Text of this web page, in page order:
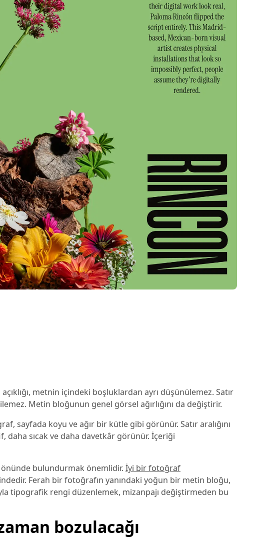
metnin içindeki boşluklardan ayrı düşünülemez. Satır
Metin bloğunun genel görsel ağırlığını da değiştirir.
sayfada koyu ve ağır bir kütle gibi görünür. Satır aralığını
daha sıcak ve daha davetkâr görünür. İçeriği
önünde bulundurmak önemlidir. İyi bir fotoğraf
Ferah bir fotoğrafın yanındaki yoğun bir metin bloğu,
tipografik rengi düzenlemek, mizanpajı değiştirmeden bu
bozulacağı